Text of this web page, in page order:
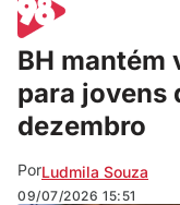
BH mantém
para jovens
dezembro
PorLudmila Souza
09/07/2026 15:51